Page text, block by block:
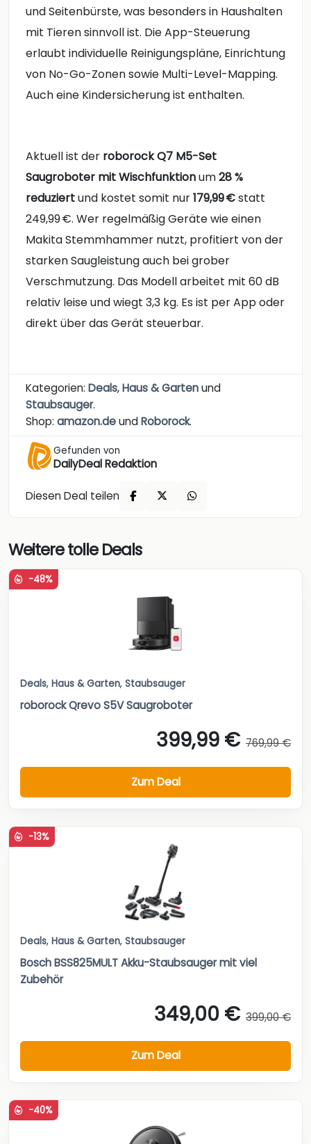
und Seitenbürste, was besonders in Haushalten
mit Tieren sinnvoll ist. Die App-Steuerung
erlaubt individuelle Reinigungspläne, Einrichtung
von No-Go-Zonen sowie Multi-Level-Mapping.
Auch eine Kindersicherung ist enthalten.
Aktuell ist der roborock Q7 M5-Set
Saugroboter mit Wischfunktionum28 %
reduziertund kostet somit nur179,99 €statt
249,99 €. Wer regelmäßig Geräte wie einen
Makita Stemmhammer nutzt, profitiert von der
starken Saugleistung auch bei grober
Verschmutzung. Das Modell arbeitet mit 60 dB
relativ leise und wiegt 3,3 kg. Es ist per App oder
direkt über das Gerät steuerbar.
Kategorien: Deals,Haus & Gartenund
Staubsauger.
Shop: amazon.deundRoborock.
Gefunden von
DailyDeal Redaktion
Diesen Deal teilen
Weitere tolle Deals
-48%
Deals, Haus & Garten, Staubsauger
roborock Qrevo S5V Saugroboter
399,99 € 769,99 €
Zum Deal
-13%
Deals, Haus & Garten, Staubsauger
Bosch BSS825MULT Akku-Staubsauger mit viel
Zubehör
349,00 € 399,00 €
Zum Deal
-40%